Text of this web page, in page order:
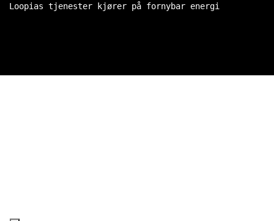
Loopias tjenester kjører på fornybar energi